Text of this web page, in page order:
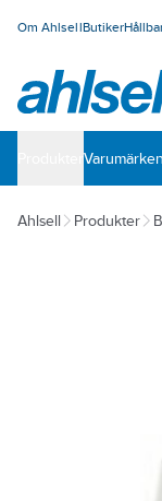
Om AhlsellButiker
Varumärken
Ahlsell Produkter